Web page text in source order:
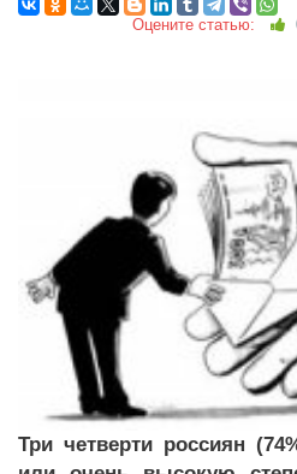
Оцените статью:
Три четверти россиян